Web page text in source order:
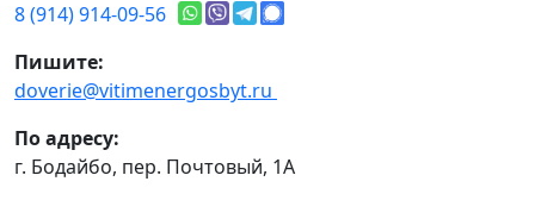
8 (914) 914-09-56
Пишите:
doverie@vitimenergosbyt.ru
По адресу:
г. Бодайбо, пер. Почтовый, 1А